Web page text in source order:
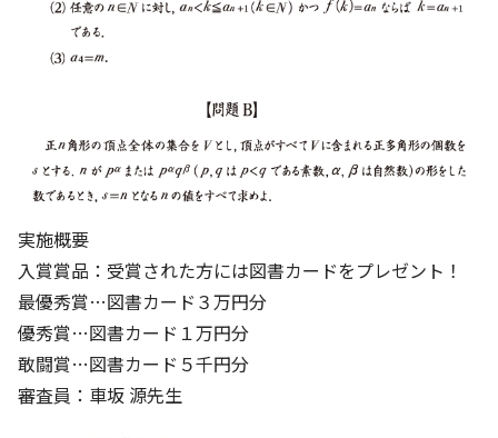
DXビジョン・DX戦略
卓越した安全・安心を目指して
基本方針
安全・安心にお通いいただくために
活動報告
お客様相談センター
メッセージアーカイブス
実施概要
入賞賞品：受賞された方には図書カードをプレゼント！
最優秀賞…図書カード３万円分
優秀賞…図書カード１万円分
敢闘賞…図書カード５千円分
審査員：車坂 源先生